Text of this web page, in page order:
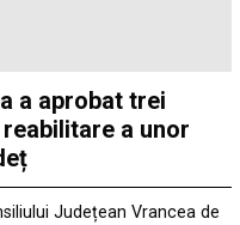
a aprobat trei
a unor
Județean Vrancea de